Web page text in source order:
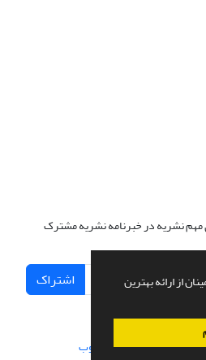
از ارائه بهترین
مهم نشریه در خبرنامه نشریه مشترک
اشتراک
و پیاده سازی از سیناوب